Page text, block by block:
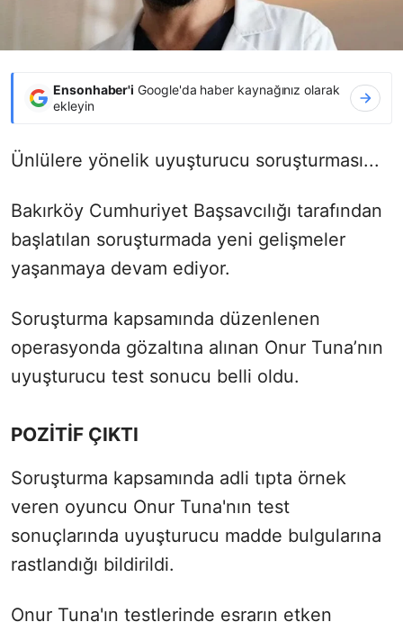
Ensonhaber'i Google'da haber kaynağınız olarak
ekleyin
Ünlülere yönelik uyuşturucu soruşturması...
Bakırköy Cumhuriyet Başsavcılığı tarafından
başlatılan soruşturmada yeni gelişmeler
yaşanmaya devam ediyor.
Soruşturma kapsamında düzenlenen
operasyonda gözaltına alınan Onur Tuna’nın
uyuşturucu test sonucu belli oldu.
POZİTİF ÇIKTI
Soruşturma kapsamında adli tıpta örnek
veren oyuncu Onur Tuna'nın test
sonuçlarında uyuşturucu madde bulgularına
rastlandığı bildirildi.
Onur Tuna'ın testlerinde esrarın etken